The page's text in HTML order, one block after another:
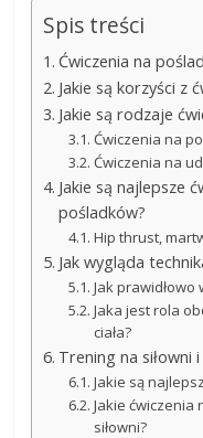
Spis treści
Ćwiczenia na
Jakie są korzyści z
Jakie są rodzaje
Ćwiczenia na
Ćwiczenia na
Jakie są najlepsze
pośladków?
Hip thrust,
Jak wygląda
Jak
Jaka jest rola
ciała?
Trening na siłowni
Jakie są
Jakie ćwiczenia
siłowni?